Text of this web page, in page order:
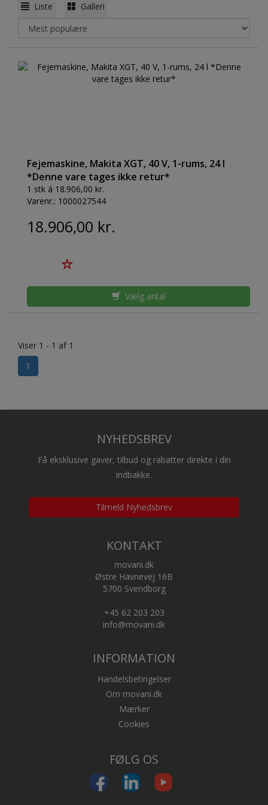
Liste
Galleri
Fejemaskine, Makita XGT, 40 V, 1-rums, 24 l
*Denne vare tages ikke retur*
1 stk á 18.906,00 kr.
Varenr.: 1000027544
18.906,00 kr.
Vælg antal
Viser 1 - 1 af 1
1
NYHEDSBREV
Få eksklusive gaver, tilbud og rabatter direkte i din
indbakke.
Tilmeld Nyhedsbrev
KONTAKT
movani.dk
Østre Havnevej 16B
5700 Svendborg
+45 62 203 203
info@movani.dk
INFORMATION
Handelsbetingelser
Om movani.dk
Mærker
Cookies
FØLG OS